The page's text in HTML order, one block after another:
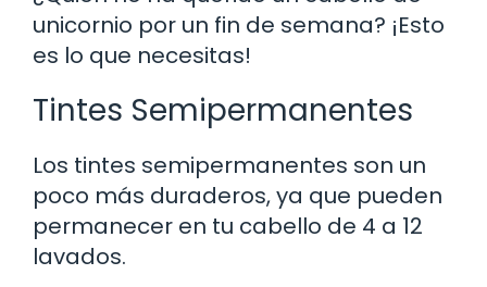
unicornio por un fin de semana? ¡Esto
es lo que necesitas!
Tintes Semipermanentes
Los tintes semipermanentes son un
poco más duraderos, ya que pueden
permanecer en tu cabello de 4 a 12
lavados.